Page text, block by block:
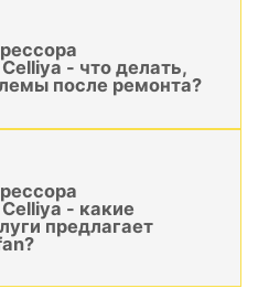
- что делать,
после ремонта?
- какие
предлагает